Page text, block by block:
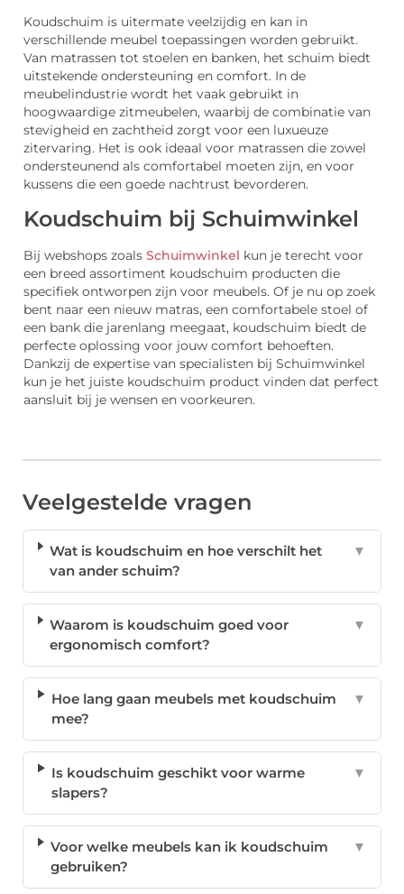
Koudschuim is uitermate veelzijdig en kan in
verschillende meubel toepassingen worden gebruikt.
Van matrassen tot stoelen en banken, het schuim biedt
uitstekende ondersteuning en comfort. In de
meubelindustrie wordt het vaak gebruikt in
hoogwaardige zitmeubelen, waarbij de combinatie van
stevigheid en zachtheid zorgt voor een luxueuze
zitervaring. Het is ook ideaal voor matrassen die zowel
ondersteunend als comfortabel moeten zijn, en voor
kussens die een goede nachtrust bevorderen.
Koudschuim bij Schuimwinkel
Bij webshops zoals Schuimwinkel kun je terecht voor
een breed assortiment koudschuim producten die
specifiek ontworpen zijn voor meubels. Of je nu op zoek
bent naar een nieuw matras, een comfortabele stoel of
een bank die jarenlang meegaat, koudschuim biedt de
perfecte oplossing voor jouw comfort behoeften.
Dankzij de expertise van specialisten bij Schuimwinkel
kun je het juiste koudschuim product vinden dat perfect
aansluit bij je wensen en voorkeuren.
Veelgestelde vragen
Wat is koudschuim en hoe verschilt het
van ander schuim?
▼
Waarom is koudschuim goed voor
ergonomisch comfort?
▼
Hoe lang gaan meubels met koudschuim
mee?
▼
Is koudschuim geschikt voor warme
slapers?
▼
Voor welke meubels kan ik koudschuim
gebruiken?
▼